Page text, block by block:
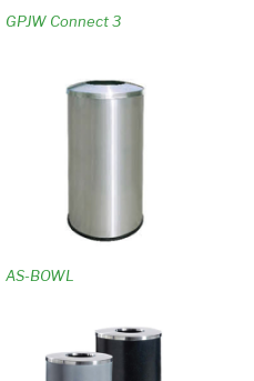
GPJW Connect 3
AS-BOWL